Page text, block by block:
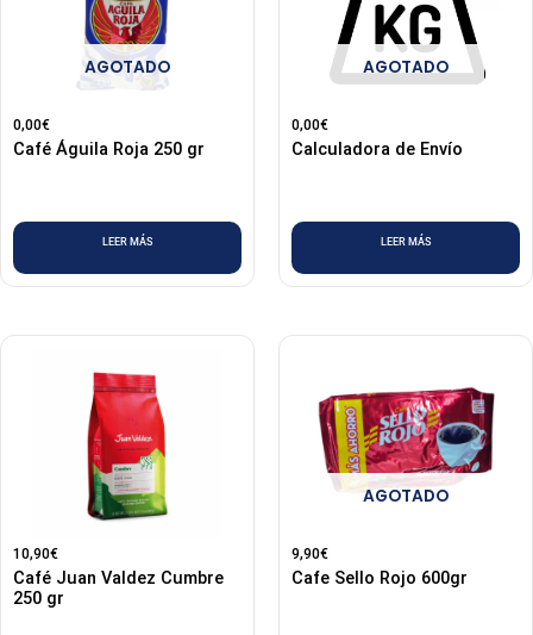
AGOTADO
0,00€
Café Águila Roja 250 gr
LEER MÁS
AGOTADO
0,00€
Calculadora de Envío
LEER MÁS
10,90€
Café Juan Valdez Cumbre
250 gr
AGOTADO
9,90€
Cafe Sello Rojo 600gr